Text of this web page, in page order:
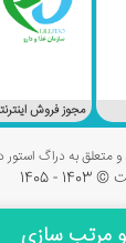
و مرتب سازی
مجوز فروش
به دراگ استور
- 1405